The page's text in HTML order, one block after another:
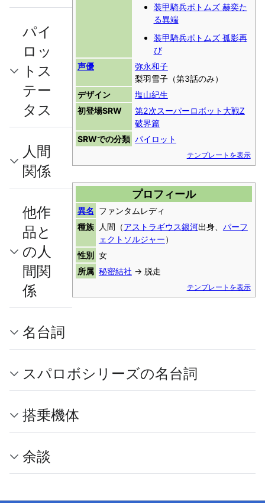
装甲騎兵ボトムズ 赫奕た
る異端
装甲騎兵ボトムズ 孤影再
び
声優
弥永和子
梨羽雪子（第3話のみ）
デザイン
塩山紀生
初登場SRW
第2次スーパーロボット大戦Z
破界篇
SRWでの分類 パイロット
テンプレートを表示
プロフィール
異名 ファンタムレディ
種族
人間（アストラギウス銀河出身、 パーフ
ェクトソルジャー）
性別 女
所属 秘密結社 → 脱走
テンプレートを表示
パイ
ロッ
トス
テー
タス
人間
関係
他作
品と
の人
間関
係
名台詞
スパロボシリーズの名台詞
搭乗機体
余談